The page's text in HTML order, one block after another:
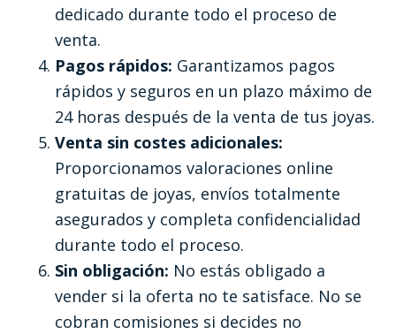
dedicado durante todo el proceso de
venta.
Pagos rápidos: Garantizamos pagos
rápidos y seguros en un plazo máximo de
24 horas después de la venta de tus joyas.
Venta sin costes adicionales:
Proporcionamos valoraciones online
gratuitas de joyas, envíos totalmente
asegurados y completa confidencialidad
durante todo el proceso.
Sin obligación: No estás obligado a
vender si la oferta no te satisface. No se
cobran comisiones si decides no